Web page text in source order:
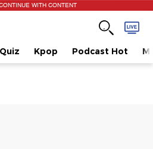
WITH CONTENT
Kpop Podcast Hot